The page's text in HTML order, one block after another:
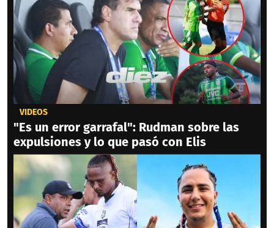
VIDEOS
"Es un error garrafal": Rudman sobre las
expulsiones y lo que pasó con Elis